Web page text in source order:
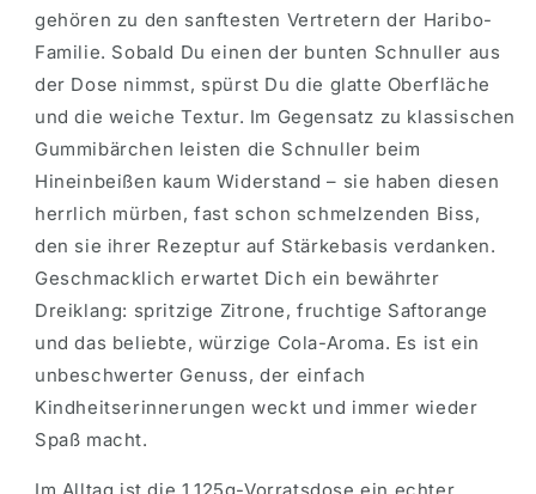
gehören zu den sanftesten Vertretern der Haribo-
Familie. Sobald Du einen der bunten Schnuller aus
der Dose nimmst, spürst Du die glatte Oberfläche
und die weiche Textur. Im Gegensatz zu klassischen
Gummibärchen leisten die Schnuller beim
Hineinbeißen kaum Widerstand – sie haben diesen
herrlich mürben, fast schon schmelzenden Biss,
den sie ihrer Rezeptur auf Stärkebasis verdanken.
Geschmacklich erwartet Dich ein bewährter
Dreiklang: spritzige Zitrone, fruchtige Saftorange
und das beliebte, würzige Cola-Aroma. Es ist ein
unbeschwerter Genuss, der einfach
Kindheitserinnerungen weckt und immer wieder
Spaß macht.